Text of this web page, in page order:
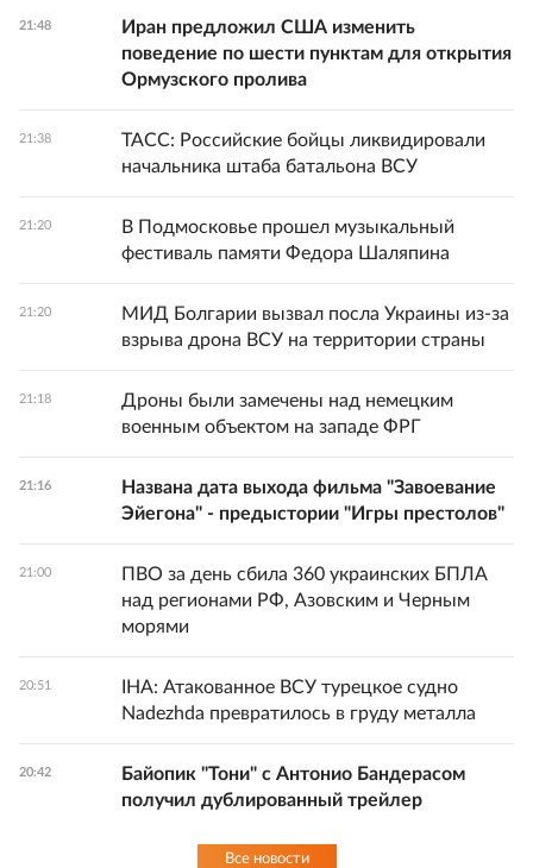
21:48
Иран предложил США изменить
поведение по шести пунктам для открытия
Ормузского пролива
21:38
ТАСС: Российские бойцы ликвидировали
начальника штаба батальона ВСУ
21:20
В Подмосковье прошел музыкальный
фестиваль памяти Федора Шаляпина
21:20
МИД Болгарии вызвал посла Украины из-за
взрыва дрона ВСУ на территории страны
21:18
Дроны были замечены над немецким
военным объектом на западе ФРГ
21:16
Названа дата выхода фильма "Завоевание
Эйегона" - предыстории "Игры престолов"
21:00
ПВО за день сбила 360 украинских БПЛА
над регионами РФ, Азовским и Черным
морями
20:51
IHA: Атакованное ВСУ турецкое судно
Nadezhda превратилось в груду металла
20:42
Байопик "Тони" с Антонио Бандерасом
получил дублированный трейлер
Все новости